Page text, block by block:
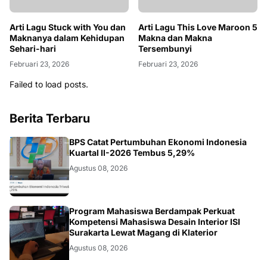
Arti Lagu Stuck with You dan
Maknanya dalam Kehidupan
Sehari-hari
Februari 23, 2026
Arti Lagu This Love Maroon 5
Makna dan Makna
Tersembunyi
Februari 23, 2026
Failed to load posts.
Berita Terbaru
EKONOMI
BPS Catat Pertumbuhan Ekonomi Indonesia
Kuartal II-2026 Tembus 5,29%
Agustus 08, 2026
NASIONAL
Program Mahasiswa Berdampak Perkuat
Kompetensi Mahasiswa Desain Interior ISI
Surakarta Lewat Magang di Klaterior
Agustus 08, 2026